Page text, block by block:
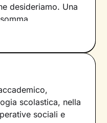
desideriamo. Una
circuito,
che porti a una
di accompagnarti in
scolastica, nella
sociali e